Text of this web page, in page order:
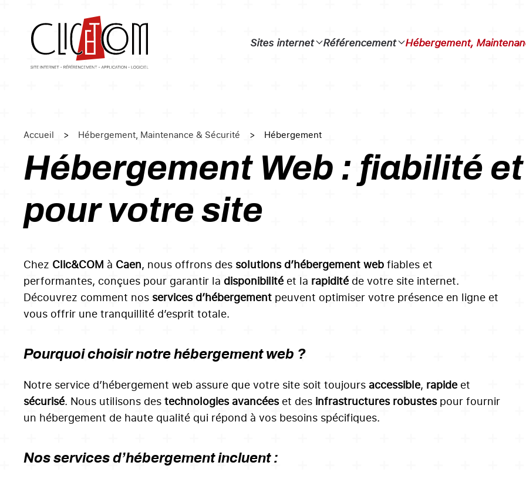
Skip
to
main
Sites internet Référencement Hébergement,
Accueil Hébergement, Maintenance & Sécurité Hébergement
Hébergement Web : fiabilité
pour votre site
Chez Clic&COM à Caen, nous offrons des solutions d’hébergement web fiables et
performantes, conçues pour garantir la disponibilité et la rapidité de votre site internet.
Découvrez comment nos services d’hébergement peuvent optimiser votre présence en ligne et
vous offrir une tranquillité d’esprit totale.
Pourquoi choisir notre hébergement web ?
Notre service d’hébergement web assure que votre site soit toujours accessible, rapide et
sécurisé. Nous utilisons des technologies avancéeset des infrastructures robustespour fournir
un hébergement de haute qualité qui répond à vos besoins spécifiques.
Nos services d’hébergement incluent :